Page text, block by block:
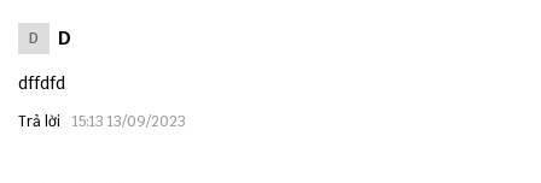
D D
dffdfd
Trả lời 15:13 13/09/2023